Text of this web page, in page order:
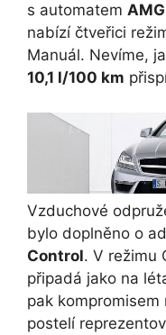
s automatem
nabízí čtveřici
Manuál. Nevíme,
10,1 l/100 km
Vzduchové
bylo doplněno o
Control. V režimu
připadá jako na
pak
postelí